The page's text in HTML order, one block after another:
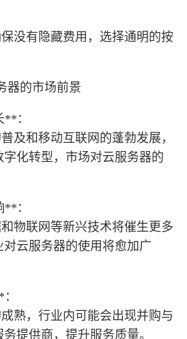
没有隐藏费用，选择通明的按
器的市场前景
：
及和移动互联网的蓬勃发展，
化转型，市场对云服务器的
：
物联网等新兴技术将催生更多
云服务器的使用将愈加广
熟，行业内可能会出现并购与
提供商，提升服务质量。